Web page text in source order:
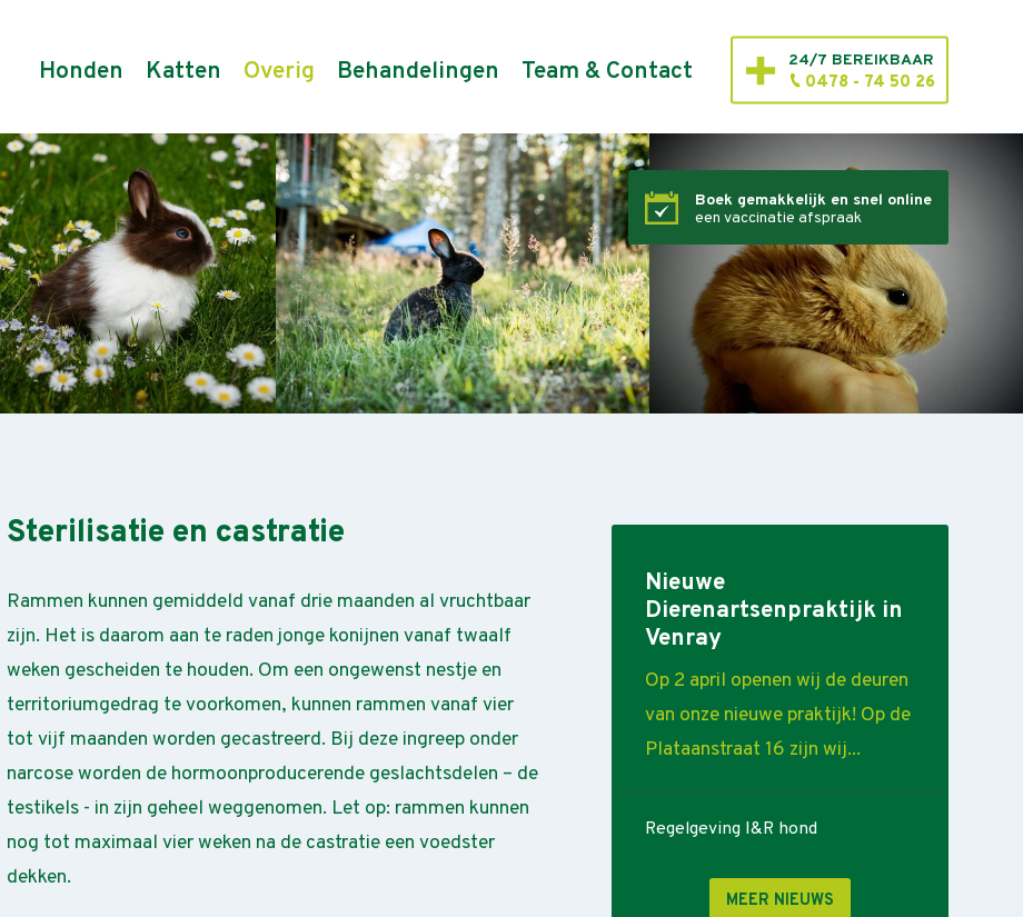
Honden Katten Overig Behandelingen Team & Contact 24/7 BEREIKBAAR
0478 - 74 50 26
Boek gemakkelijk en snel online
een vaccinatie afspraak
Sterilisatie en castratie
Rammen kunnen gemiddeld vanaf drie maanden al vruchtbaar
zijn. Het is daarom aan te raden jonge konijnen vanaf twaalf
weken gescheiden te houden. Om een ongewenst nestje en
territoriumgedrag te voorkomen, kunnen rammen vanaf vier
tot vijf maanden worden gecastreerd. Bij deze ingreep onder
narcose worden de hormoonproducerende geslachtsdelen – de
testikels - in zijn geheel weggenomen. Let op: rammen kunnen
nog tot maximaal vier weken na de castratie een voedster
dekken.
Nieuwe
Dierenartsenpraktijk in
Venray
Op 2 april openen wij de deuren
van onze nieuwe praktijk! Op de
Plataanstraat 16 zijn wij...
Regelgeving I&R hond
MEER NIEUWS